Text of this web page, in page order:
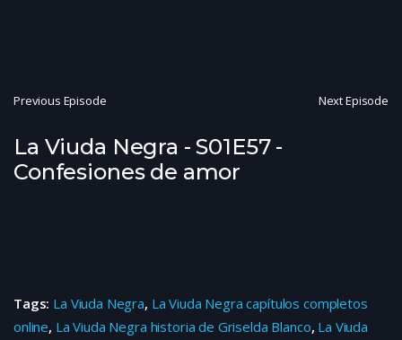
Previous Episode Next Episode
La Viuda Negra - S01E57 -
Confesiones de amor
Tags: La Viuda Negra, La Viuda Negra capítulos completos
online, La Viuda Negra historia de Griselda Blanco, La Viuda